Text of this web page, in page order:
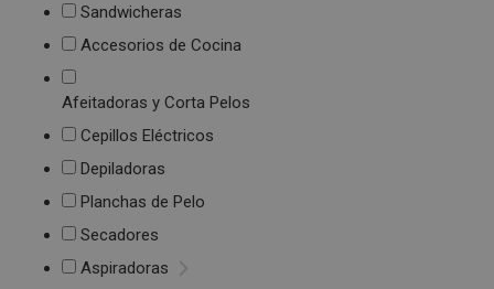
Sandwicheras
Accesorios de Cocina
Afeitadoras y Corta Pelos
Cepillos Eléctricos
Depiladoras
Planchas de Pelo
Secadores
Aspiradoras